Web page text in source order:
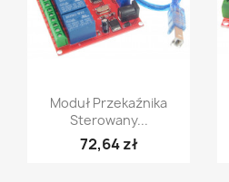
Szybki podgląd
Moduł Przekaźnika
Sterowany...
72,64 zł